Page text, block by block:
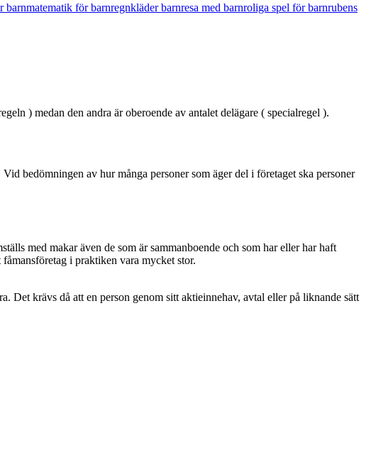
barnmatematik för barnregnkläder barnresa med barnroliga spel för barnrubens
) medan den andra är oberoende av antalet delägare ( specialregel ).
bedömningen av hur många personer som äger del i företaget ska personer
med makar även de som är sammanboende och som har eller har haft
i praktiken vara mycket stor.
Det krävs då att en person genom sitt aktieinnehav, avtal eller på liknande sätt